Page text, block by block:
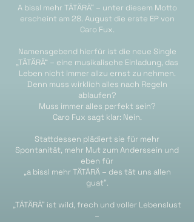
A bissl mehr TÄTÄRÄ“ – unter diesem Motto
erscheint am 28. August die erste EP von
Caro Fux.
Namensgebend hierfür ist die neue Single
„TÄTÄRÄ“ – eine musikalische Einladung, das
Leben nicht immer allzu ernst zu nehmen.
Denn muss wirklich alles nach Regeln
ablaufen?
Muss immer alles perfekt sein?
Caro Fux sagt klar: Nein.
Stattdessen plädiert sie für mehr
Spontanität, mehr Mut zum Anderssein und
eben für
„a bissl mehr TÄTÄRÄ – des tät uns allen
guat“.
„TÄTÄRÄ“ ist wild, frech und voller Lebenslust
–